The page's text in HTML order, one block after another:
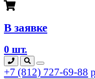
В заявке
0 шт.
+7 (812) 727-69-88